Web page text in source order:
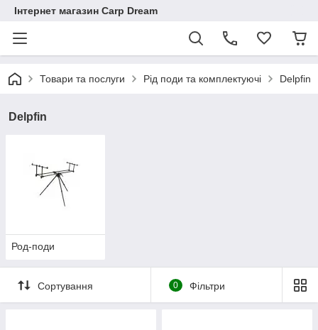
Інтернет магазин Carp Dream
Товари та послуги Рід поди та комплектуючі Delpfin
Delpfin
Род-поди
Сортування 0 Фільтри